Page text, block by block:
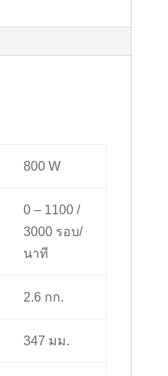
800 W
0 – 1100 /
3000 รอบ/
นาที
2.6 กก.
347 มม.